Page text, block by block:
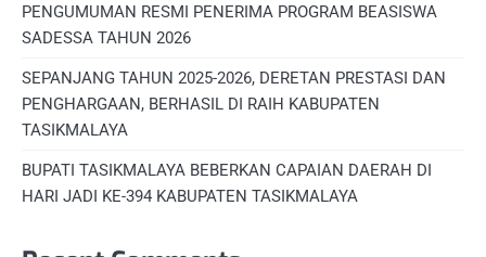
PENGUMUMAN RESMI PENERIMA PROGRAM BEASISWA
SADESSA TAHUN 2026
SEPANJANG TAHUN 2025-2026, DERETAN PRESTASI DAN
PENGHARGAAN, BERHASIL DI RAIH KABUPATEN
TASIKMALAYA
BUPATI TASIKMALAYA BEBERKAN CAPAIAN DAERAH DI
HARI JADI KE-394 KABUPATEN TASIKMALAYA